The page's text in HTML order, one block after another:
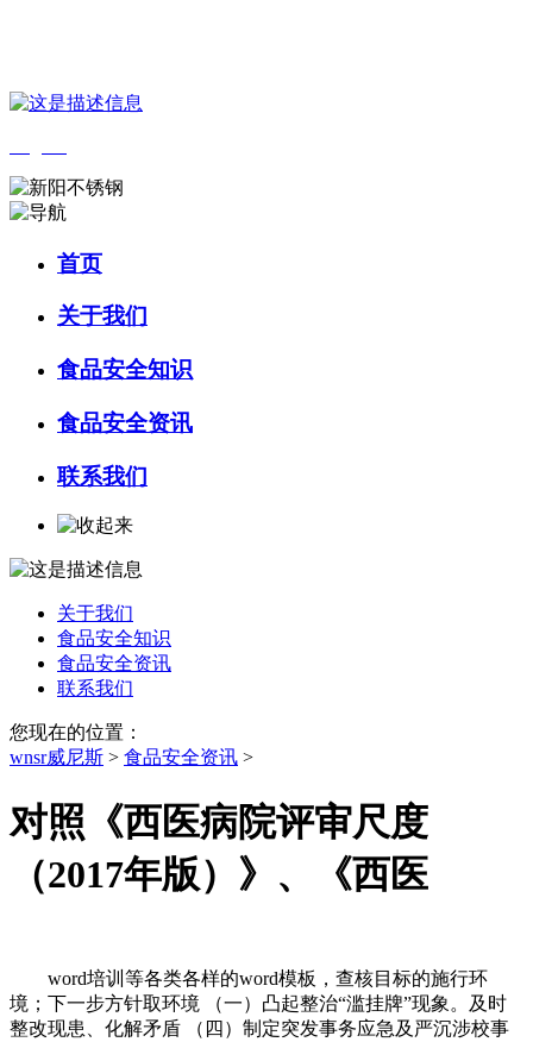
首页
关于我们
食品安全知识
食品安全资讯
联系我们
关于我们
食品安全知识
食品安全资讯
联系我们
您现在的位置：
wnsr威尼斯 > 食品安全资讯 >
对照《西医病院评审尺度
（2017年版）》、《西医
word培训等各类各样的word模板，查核目标的施行环
境；下一步方针取环境 （一）凸起整治“滥挂牌”现象。及时
整改现患、化解矛盾 （四）制定突发事务应急及严沉涉校事